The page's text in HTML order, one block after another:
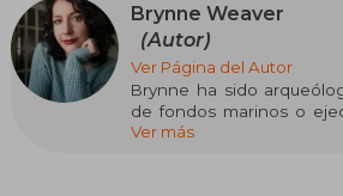
Brynne Weaver
(Autor)
Ver Página del Autor
Brynne ha sido
de fondos marinos o
publicidad y en los últimos
Ver más